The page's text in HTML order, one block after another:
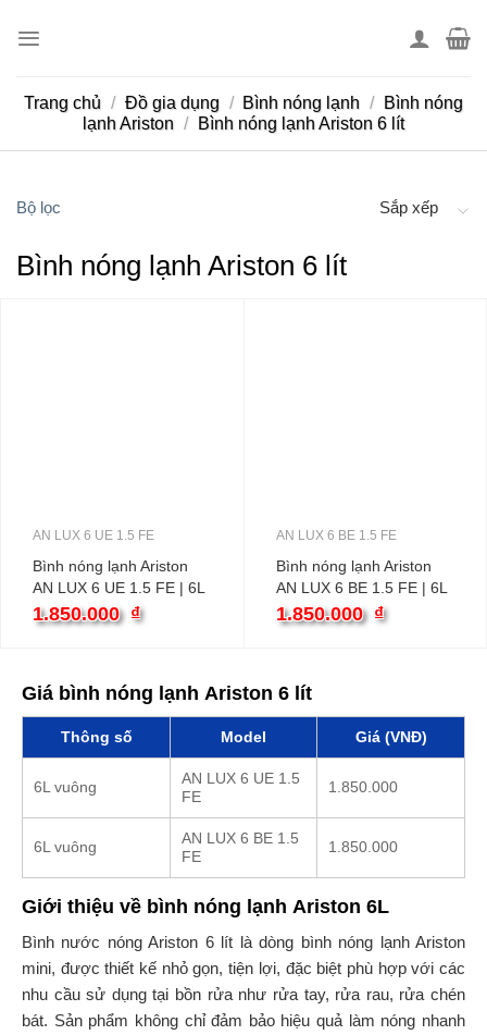
Trang chủ / Đồ gia dụng / Bình nóng lạnh /
Bình nóng
lạnh Ariston / Bình nóng lạnh Ariston 6 lít
Bộ lọc Sắp xếp
Bình nóng lạnh Ariston 6 lít
AN LUX 6 UE 1.5 FE
Bình nóng lạnh Ariston
AN LUX 6 UE 1.5 FE | 6L
vuông
1.850.000 ₫
AN LUX 6 BE 1.5 FE
Bình nóng lạnh Ariston
AN LUX 6 BE 1.5 FE | 6L
vuông
1.850.000 ₫
Giá bình nóng lạnh Ariston 6 lít
Thông số Model Giá (VNĐ)
6L vuông
AN LUX 6 UE 1.5
FE
1.850.000
6L vuông
AN LUX 6 BE 1.5
FE
1.850.000
Giới thiệu về bình nóng lạnh Ariston 6L
Bình nước nóng Ariston 6 lít là dòng bình nóng lạnh Ariston
mini, được thiết kế nhỏ gọn, tiện lợi, đặc biệt phù hợp với các
nhu cầu sử dụng tại bồn rửa như rửa tay, rửa rau, rửa chén
bát. Sản phẩm không chỉ đảm bảo hiệu quả làm nóng nhanh